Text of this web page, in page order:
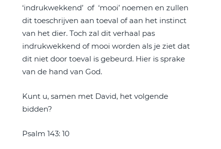
‘indrukwekkend’ of ‘mooi’ noemen en zullen
dit toeschrijven aan toeval of aan het instinct
van het dier. Toch zal dit verhaal pas
indrukwekkend of mooi worden als je ziet dat
dit niet door toeval is gebeurd. Hier is sprake
van de hand van God.
Kunt u, samen met David, het volgende
bidden?
Psalm 143: 10